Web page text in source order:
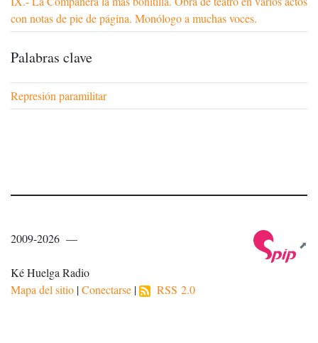
con notas de pie de página. Monólogo a muchas voces.
Palabras clave
Represión paramilitar
2009-2026 —
Ké Huelga Radio
Mapa del sitio |Conectarse | RSS 2.0